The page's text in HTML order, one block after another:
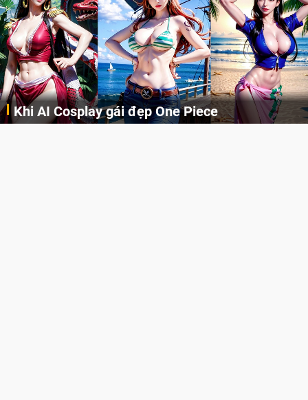
Khi AI Cosplay gái đẹp One Piece